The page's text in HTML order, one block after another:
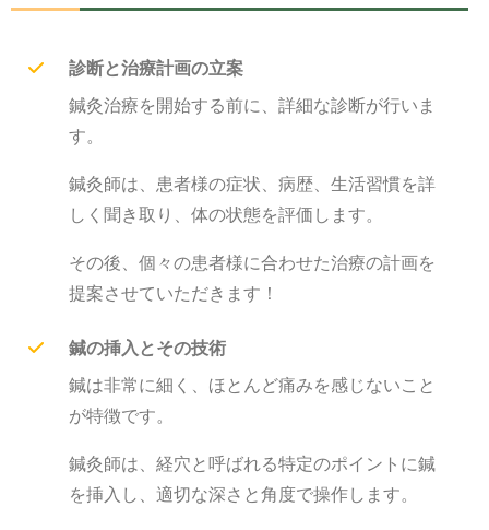
診断と治療計画の立案
鍼灸治療を開始する前に、詳細な診断が行いま
す。
鍼灸師は、患者様の症状、病歴、生活習慣を詳
しく聞き取り、体の状態を評価します。
その後、個々の患者様に合わせた治療の計画を
提案させていただきます！
鍼の挿入とその技術
鍼は非常に細く、ほとんど痛みを感じないこと
が特徴です。
鍼灸師は、経穴と呼ばれる特定のポイントに鍼
を挿入し、適切な深さと角度で操作します。